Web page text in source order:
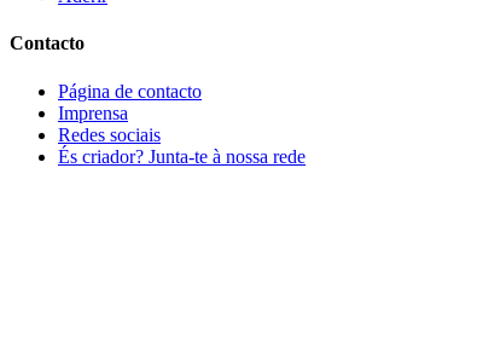
Contacto
Página de contacto
Imprensa
Redes sociais
És criador? Junta-te à nossa rede